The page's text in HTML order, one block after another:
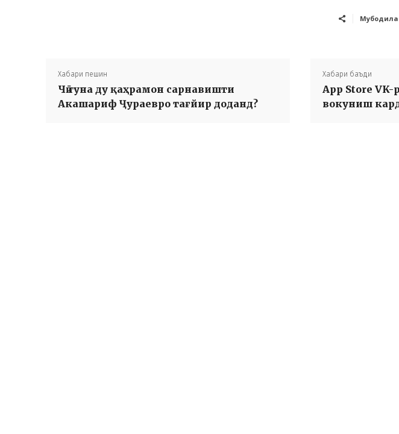
Мубодила
Хабари пешин
Чӣ гуна ду қаҳрамон сарнавишти
Акашариф Ҷураевро тағйир доданд?
Хабари баъди
App Store VK-
вокуниш